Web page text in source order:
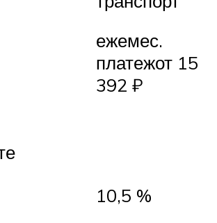
ежемес.
платежот 15
392 ₽
10,5 %